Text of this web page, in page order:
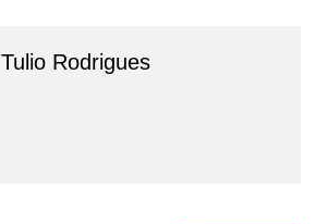
Tulio Rodrigues